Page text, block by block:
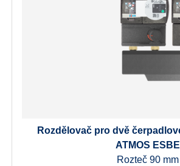
Rozdělovač pro dvě
ATMOS
Rozteč 90 mm